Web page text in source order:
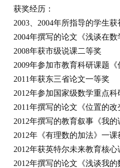
获奖经历：
2003、2004年所指导的学生
2004年撰写的论文《浅谈在
2008年获市级说课二等奖
2009年参加市教育科研课题
2011年获东三省论文一等奖
2012年参加国家级数学重点
2011年撰写的论文《位置的
2012年撰写的教育叙事《我
2012年《有理数的加法》一课
2012年获英特尔未来教育核
2012年撰写的论文《浅谈我